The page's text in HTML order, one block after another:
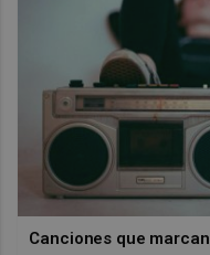
Canciones que marcan